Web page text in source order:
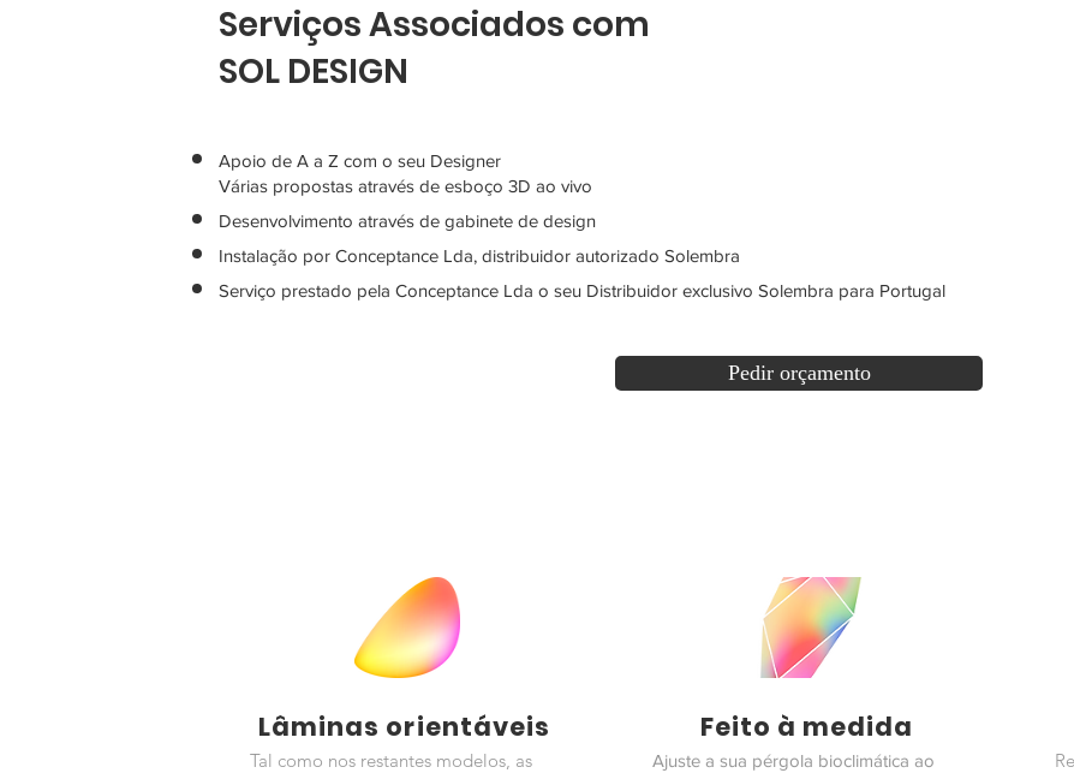
Serviços Associados com
SOL DESIGN
Apoio de A a Z com o seu Designer
Várias propostas através de esboço 3D ao vivo
Desenvolvimento através de gabinete de design
Instalação por Conceptance Lda, distribuidor autorizado Solembra
Serviço prestado pela Conceptance Lda o seu Distribuidor exclusivo Solembra para Portugal
Pedir orçamento
Lâminas orientáveis
Tal como nos restantes modelos, as
Feito à medida
Ajuste a sua pérgola bioclimática ao